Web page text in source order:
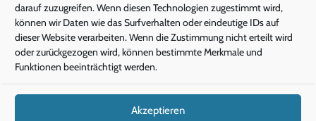
darauf zuzugreifen. Wenn diesen Technologien zugestimmt wird,
können wir Daten wie das Surfverhalten oder eindeutige IDs auf
dieser Website verarbeiten. Wenn die Zustimmung nicht erteilt wird
oder zurückgezogen wird, können bestimmte Merkmale und
Funktionen beeinträchtigt werden.
Akzeptieren
Pädagogische Energieberatung
Die Gesunde Stunde